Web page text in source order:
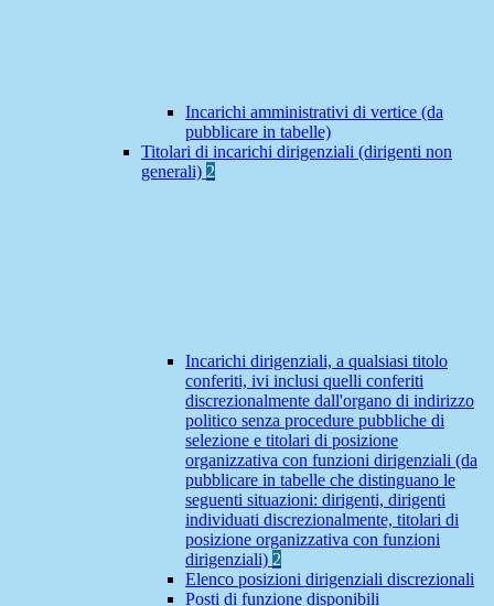
Incarichi amministrativi di vertice (da
pubblicare in tabelle)
Titolari di incarichi dirigenziali (dirigenti non
generali) 2
Incarichi dirigenziali, a qualsiasi titolo
conferiti, ivi inclusi quelli conferiti
discrezionalmente dall'organo di indirizzo
politico senza procedure pubbliche di
selezione e titolari di posizione
organizzativa con funzioni dirigenziali (da
pubblicare in tabelle che distinguano le
seguenti situazioni: dirigenti, dirigenti
individuati discrezionalmente, titolari di
posizione organizzativa con funzioni
dirigenziali) 2
Elenco posizioni dirigenziali discrezionali
Posti di funzione disponibili